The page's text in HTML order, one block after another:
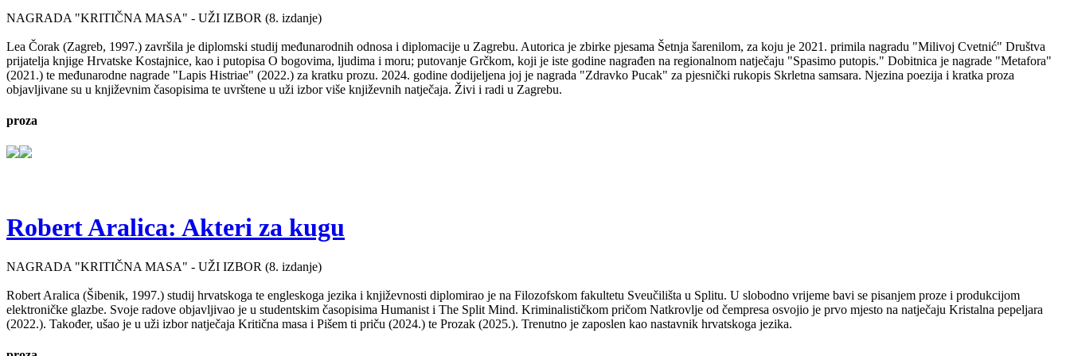
NAGRADA "KRITIČNA MASA" - UŽI IZBOR (8. izdanje)
Lea Čorak (Zagreb, 1997.) završila je diplomski studij međunarodnih odnosa i diplomacije u Zagrebu. Autorica je zbirke pjesama Šetnja šarenilom, za koju je 2021. primila nagradu "Milivoj Cvetnić" Društva
prijatelja knjige Hrvatske Kostajnice, kao i putopisa O bogovima, ljudima i moru; putovanje Grčkom, koji je iste godine nagrađen na regionalnom natječaju "Spasimo putopis." Dobitnica je nagrade "Metafora"
(2021.) te međunarodne nagrade "Lapis Histriae" (2022.) za kratku prozu. 2024. godine dodijeljena joj je nagrada "Zdravko Pucak" za pjesnički rukopis Skrletna samsara. Njezina poezija i kratka proza
objavljivane su u književnim časopisima te uvrštene u uži izbor više književnih natječaja. Živi i radi u Zagrebu.
proza
Robert Aralica: Akteri za kugu
NAGRADA "KRITIČNA MASA" - UŽI IZBOR (8. izdanje)
Robert Aralica (Šibenik, 1997.) studij hrvatskoga te engleskoga jezika i književnosti diplomirao je na Filozofskom fakultetu Sveučilišta u Splitu. U slobodno vrijeme bavi se pisanjem proze i produkcijom
elektroničke glazbe. Svoje radove objavljivao je u studentskim časopisima Humanist i The Split Mind. Kriminalističkom pričom Natkrovlje od čempresa osvojio je prvo mjesto na natječaju Kristalna pepeljara
(2022.). Također, ušao je u uži izbor natječaja Kritična masa i Pišem ti priču (2024.) te Prozak (2025.). Trenutno je zaposlen kao nastavnik hrvatskoga jezika.